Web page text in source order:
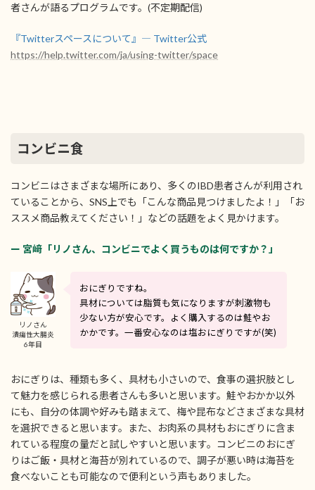
者さんが語るプログラムです。(不定期配信)
『Twitterスペースについて』― Twitter公式
https://help.twitter.com/ja/using-twitter/space
コンビニ食
コンビニはさまざまな場所にあり、多くのIBD患者さんが利用され
ていることから、SNS上でも「こんな商品見つけましたよ！」「お
ススメ商品教えてください！」などの話題をよく見かけます。
ー 宮﨑「リノさん、コンビニでよく買うものは何ですか？」
リノさん
潰瘍性大腸炎
6年目
おにぎりですね。
具材については脂質も気になりますが刺激物も
少ない方が安心です。よく購入するのは鮭やお
かかです。一番安心なのは塩おにぎりですが(笑)
おにぎりは、種類も多く、具材も小さいので、食事の選択肢とし
て魅力を感じられる患者さんも多いと思います。鮭やおかか以外
にも、自分の体調や好みも踏まえて、梅や昆布などさまざまな具材
を選択できると思います。また、お肉系の具材もおにぎりに含ま
れている程度の量だと試しやすいと思います。コンビニのおにぎ
りはご飯・具材と海苔が別れているので、調子が悪い時は海苔を
食べないことも可能なので便利という声もありました。